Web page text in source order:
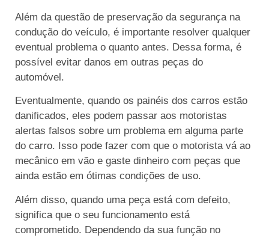
Além da questão de preservação da segurança na
condução do veículo, é importante resolver qualquer
eventual problema o quanto antes. Dessa forma, é
possível evitar danos em outras peças do
automóvel.
Eventualmente, quando os painéis dos carros estão
danificados, eles podem passar aos motoristas
alertas falsos sobre um problema em alguma parte
do carro. Isso pode fazer com que o motorista vá ao
mecânico em vão e gaste dinheiro com peças que
ainda estão em ótimas condições de uso.
Além disso, quando uma peça está com defeito,
significa que o seu funcionamento está
comprometido. Dependendo da sua função no